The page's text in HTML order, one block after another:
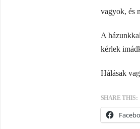
vagyok, és
A
kérlek
Hálásak
SHARE THIS: